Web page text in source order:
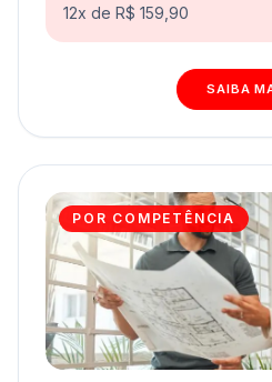
12x de R$ 159,90
SAIBA
POR COMPETÊNCIA